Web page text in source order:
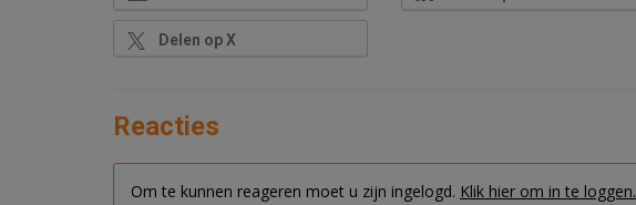
Delen op X
Reacties
Om te kunnen reageren moet u zijn ingelogd. Klik hier om in te loggen.